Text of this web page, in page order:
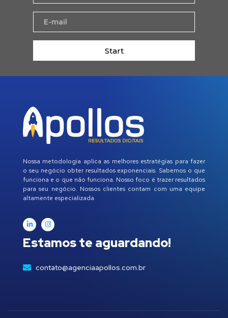
Start
Nossa metodologia aplica as melhores estratégias para fazer
o seu negócio obter resultados exponenciais. Sabemos o que
funciona e o que não funciona. Nosso foco é trazer resultados
para seu negócio. Nossos clientes contam com uma equipe
altamente especializada
Estamos te aguardando!
contato@agenciaapollos.com.br